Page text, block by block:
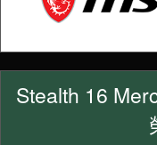
Stealth 16